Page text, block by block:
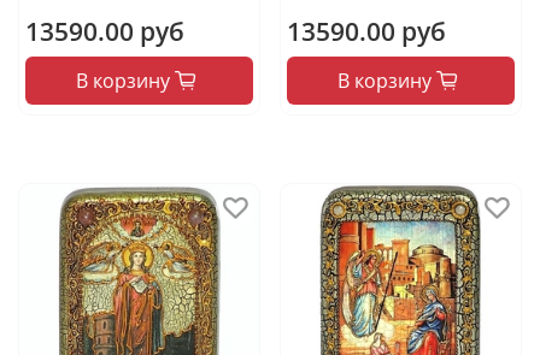
13590.00 руб
В корзину
13590.00 руб
В корзину